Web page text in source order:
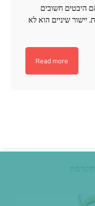
היבטים חשובים
יישור שיניים הוא לא
Read more